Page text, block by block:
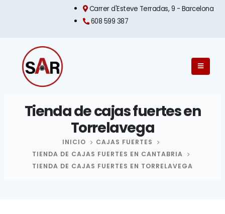
Carrer d'Esteve Terradas, 9 - Barcelona​
608 599 387
Tienda de cajas fuertes en
Torrelavega
INICIO
CAJAS FUERTES
TIENDA DE CAJAS FUERTES EN CANTABRIA
TIENDA DE CAJAS FUERTES EN TORRELAVEGA